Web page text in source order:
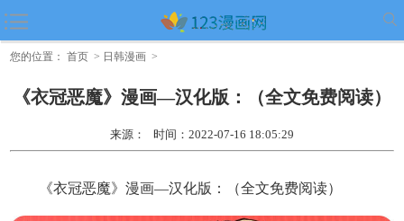
《雪路漫画》~（韩国漫画）~（全文免费阅读)
您的位置： 首页 > 日韩漫画 >
《衣冠恶魔》漫画—汉化版：（全文免费阅读）
来源： 时间：2022-07-16 18:05:29
《衣冠恶魔》漫画—汉化版：（全文免费阅读）